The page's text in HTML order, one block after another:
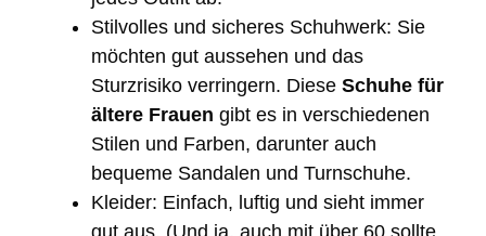
Stilvolles und sicheres Schuhwerk: Sie
möchten gut aussehen und das
Sturzrisiko verringern. Diese Schuhe für
ältere Frauen gibt es in verschiedenen
Stilen und Farben, darunter auch
bequeme Sandalen und Turnschuhe.
Kleider: Einfach, luftig und sieht immer
gut aus. (Und ja, auch mit über 60 sollte